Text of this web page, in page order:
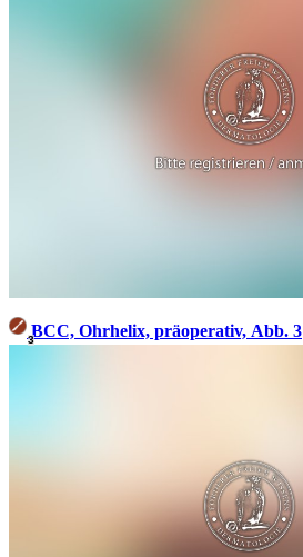
3BCC, Ohrhelix, präoperativ, Abb. 3